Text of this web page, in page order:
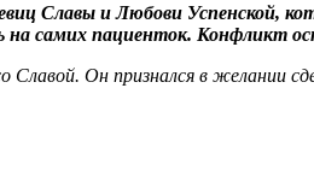
Славы и Любови Успенской,
на самих пациенток. Конфликт
Он признался в желании